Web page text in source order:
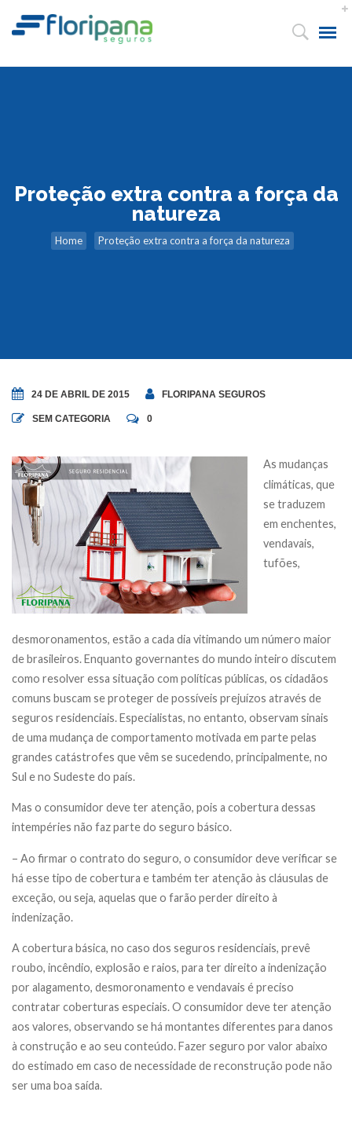
Proteção extra contra a força da
natureza
Home Proteção extra contra a força da natureza
24 DE ABRIL DE 2015 FLORIPANA SEGUROS
SEM CATEGORIA 0
As mudanças
climáticas, que
se traduzem
em enchentes,
vendavais,
tufões,
desmoronamentos, estão a cada dia vitimando um número maior
de brasileiros. Enquanto governantes do mundo inteiro discutem
como resolver essa situação com políticas públicas, os cidadãos
comuns buscam se proteger de possíveis prejuízos através de
seguros residenciais. Especialistas, no entanto, observam sinais
de uma mudança de comportamento motivada em parte pelas
grandes catástrofes que vêm se sucedendo, principalmente, no
Sul e no Sudeste do país.
Mas o consumidor deve ter atenção, pois a cobertura dessas
intempéries não faz parte do seguro básico.
– Ao firmar o contrato do seguro, o consumidor deve verificar se
há esse tipo de cobertura e também ter atenção às cláusulas de
exceção, ou seja, aquelas que o farão perder direito à
indenização.
A cobertura básica, no caso dos seguros residenciais, prevê
roubo, incêndio, explosão e raios, para ter direito a indenização
por alagamento, desmoronamento e vendavais é preciso
contratar coberturas especiais. O consumidor deve ter atenção
aos valores, observando se há montantes diferentes para danos
à construção e ao seu conteúdo. Fazer seguro por valor abaixo
do estimado em caso de necessidade de reconstrução pode não
ser uma boa saída.